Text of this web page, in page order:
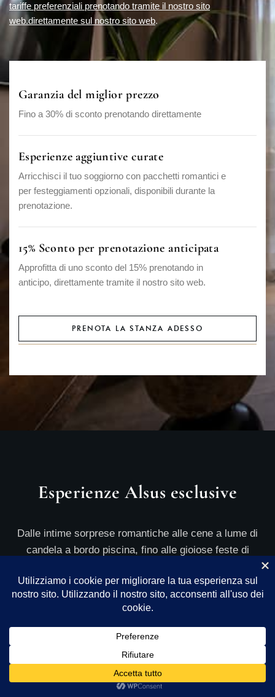
tariffe preferenziali prenotando tramite il nostro sito
web.direttamente sul nostro sito web.
Garanzia del miglior prezzo
Fino a 30% di sconto prenotando direttamente
Esperienze aggiuntive curate
Arricchisci il tuo soggiorno con pacchetti romantici e
per festeggiamenti opzionali, disponibili durante la
prenotazione.
15% Sconto per prenotazione anticipata
Approfitta di uno sconto del 15% prenotando in
anticipo, direttamente tramite il nostro sito web.
PRENOTA LA STANZA ADESSO
Esperienze Alsus esclusive
Dalle intime sorprese romantiche alle cene a lume di
candela a bordo piscina, fino alle gioiose feste di
privacy e attenzione a ogni dettaglio.
06 Aug - 07 Aug
There is no availability at the moment.